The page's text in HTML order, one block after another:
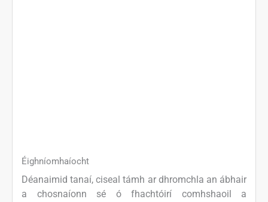
Éighníomhaíocht
Déanaimid tanaí, ciseal támh ar dhromchla an ábhair
a chosnaíonn sé ó fhachtóirí comhshaoil ​​a